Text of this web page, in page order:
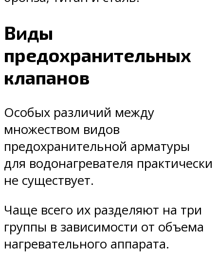
Виды
предохранительных
клапанов
Особых различий между
множеством видов
предохранительной арматуры
для водонагревателя практически
не существует.
Чаще всего их разделяют на три
группы в зависимости от объема
нагревательного аппарата.